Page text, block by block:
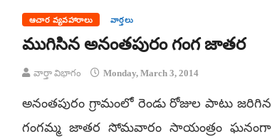
ఆచార వ్యవహారాలు వార్తలు
ముగిసిన అనంతపురం గంగ జాతర
వార్తా విభాగం Monday, March 3, 2014
అనంతపురం గ్రామంలో రెండు రోజుల పాటు జరిగిన
గంగమ్మ జాతర సోమవారం సాయంత్రం ఘనంగా